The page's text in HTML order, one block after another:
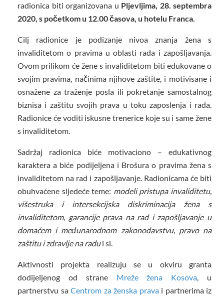
radionica biti organizovana u Pljevljima, 28. septembra
2020, s početkom u 12.00 časova, u hotelu Franca.
Cilj radionice je podizanje nivoa znanja žena s
invaliditetom o pravima u oblasti rada i zapošljavanja.
Ovom prilikom će žene s invaliditetom biti edukovane o
svojim pravima, načinima njihove zaštite, i motivisane i
osnažene za traženje posla ili pokretanje samostalnog
biznisa i zaštitu svojih prava u toku zaposlenja i rada.
Radionice će voditi iskusne trenerice koje su i same žene
s invaliditetom.
Sadržaj radionica biće motivaciono – edukativnog
karaktera a biće podijeljena i Brošura o pravima žena s
invaliditetom na rad i zapošljavanje. Radionicama će biti
obuhvaćene sljedeće teme: modeli pristupa invaliditetu,
višestruka i intersekcijska diskriminacija žena s
invaliditetom, garancije prava na rad i zapošljavanje u
domaćem i međunarodnom zakonodavstvu, pravo na
zaštitu i zdravlje na radui sl.
Aktivnosti projekta realizuju se u okviru granta
dodijeljenog od strane Mreže žena Kosova, u
partnerstvu sa Centrom za ženska pravai partnerima iz